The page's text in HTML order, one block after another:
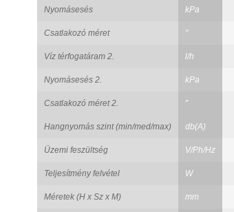
Nyomásesés kPa
Csatlakozó méret "
Víz térfogatáram 2. l/h
Nyomásesés 2. kPa
Csatlakozó méret 2. "
Hangnyomás szint (min/med/max) db(A)
Üzemi feszültség V/Ph/Hz
Teljesítmény felvétel W
Méretek (H x Sz x M) mm